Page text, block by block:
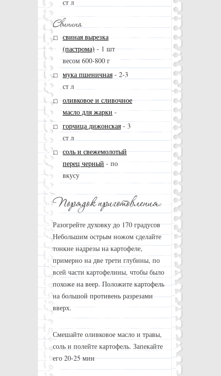
ст л
свиная вырезка
(пастрома) - 1 шт
весом 600-800 г
мука пшеничная- 2-3
ст л
оливковое и сливочное
масло для жарки -
горчица дижонская- 3
ст л
соль и свежемолотый
перец черный - по
вкусу
Разогрейте духовку до 170 градусов
Небольшим острым ножом сделайте
тонкие надрезы на картофеле,
примерно на две трети глубины, по
всей части картофелины, чтобы было
похоже на веер. Положите картофель
на большой противень разрезами
вверх.
Смешайте оливковое масло и травы,
соль и полейте картофель. Запекайте
его 20-25 мин